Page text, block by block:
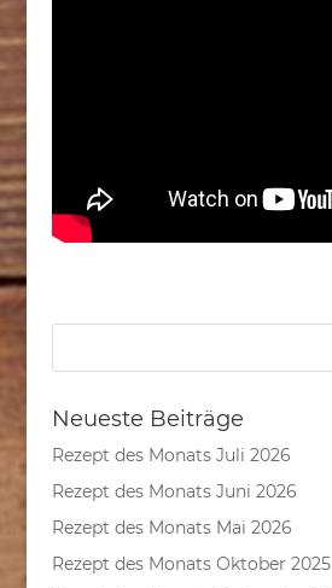
Neueste Beiträge
Rezept des Monats Juli 2026
Rezept des Monats Juni 2026
Rezept des Monats Mai 2026
Rezept des Monats Oktober 2025